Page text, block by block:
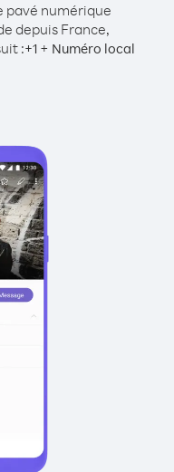
pavé numérique
depuis France,
:+1 + Numéro local